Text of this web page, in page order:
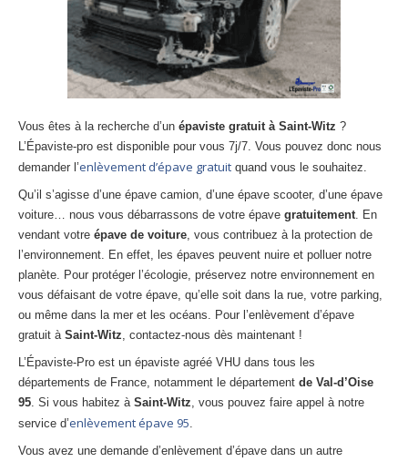
Centreagréé VHU 78 : casse auto avec destruction
Centre agréé VHU 91 : casse auto avec destruction
Centreagréé VHU 92 : casse auto avec destruction
Centreagréé VHU 93 : casse auto avec destruction
Centre agréé VHU 94 : casse auto avec destruction
Centre agréé VHU 95 : casse auto avec destruction
DOCUMENTSÀ JOINDRE
RACHATVÉHICULES
CONTACT
01 83 64 20 40
Vous êtes à la recherche d’un épaviste gratuit à Saint-Witz ?
L’Épaviste-pro est disponible pour vous 7j/7. Vous pouvez donc nous
demander l’enlèvement d’épave gratuit quand vous le souhaitez.
Qu’il s’agisse d’une épave camion, d’une épave scooter, d’une épave
voiture… nous vous débarrassons de votre épave gratuitement. En
vendant votre épave de voiture, vous contribuez à la protection de
l’environnement. En effet, les épaves peuvent nuire et polluer notre
planète. Pour protéger l’écologie, préservez notre environnement en
vous défaisant de votre épave, qu’elle soit dans la rue, votre parking,
ou même dans la mer et les océans. Pour l’enlèvement d’épave
gratuit àSaint-Witz, contactez-nous dès maintenant !
L’Épaviste-Pro est un épaviste agréé VHU dans tous les
départements de France, notamment le département de Val-d’Oise
95. Si vous habitez à Saint-Witz, vous pouvez faire appel à notre
service d’enlèvement épave 95.
Vous avez une demande d’enlèvement d’épave dans un autre